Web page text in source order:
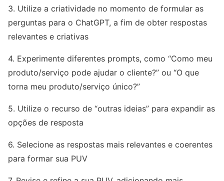
3. Utilize a criatividade no momento de formular as
perguntas para o ChatGPT, a fim de obter respostas
relevantes e criativas
4. Experimente diferentes prompts, como “Como meu
produto/serviço pode ajudar o cliente?” ou “O que
torna meu produto/serviço único?”
5. Utilize o recurso de “outras ideias” para expandir as
opções de resposta
6. Selecione as respostas mais relevantes e coerentes
para formar sua PUV